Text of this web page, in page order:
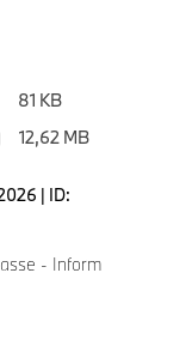
81 KB
12,62 MB
| ID:
- Inform